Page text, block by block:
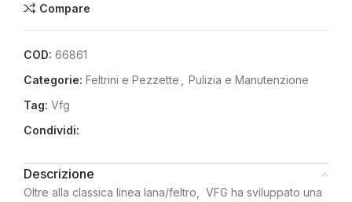
Compare
COD: 66861
Categorie: Feltrini e Pezzette
Pulizia e Manutenzione
Tag: Vfg
Condividi:
Descrizione
Oltre alla classica linea lana/feltro, VFG ha sviluppato una